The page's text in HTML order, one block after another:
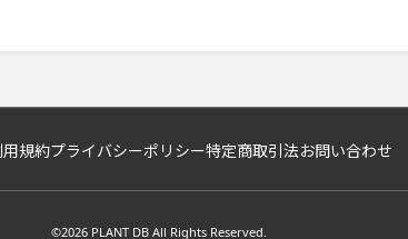
用規約プライバシーポリシー特定商取引法お問い合わせ
©2026 PLANT DB All Rights Reserved.